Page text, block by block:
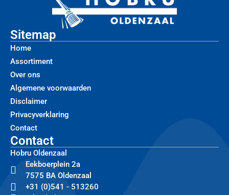
Sitemap
Home
Assortiment
Over ons
Algemene voorwaarden
Disclaimer
Privacyverklaring
Contact
Contact
Hobru Oldenzaal
Eekboerplein 2a
7575 BA Oldenzaal
+31 (0)541 - 513260